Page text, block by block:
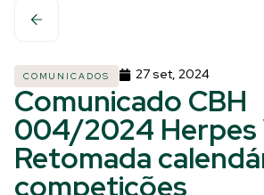
COMUNICADOS 27 set, 2024
Comunicado CBH
004/2024 Herpes
Retomada
competições